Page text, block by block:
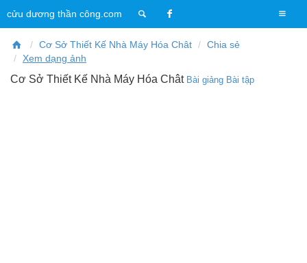
T
o
cửu dương thần công.com
Cơ Sở Thiết Kế Nhà Máy Hóa Chât
Chia sẻ
Xem dạng ảnh
Cơ Sở Thiết Kế Nhà Máy Hóa Chât Bài giảng Bài tập